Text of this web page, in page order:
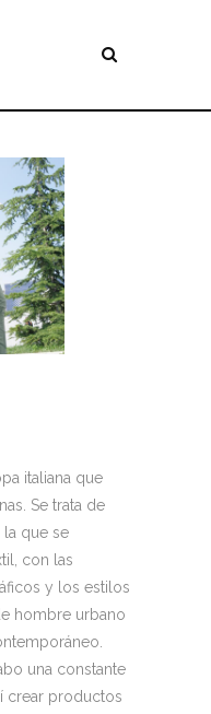
italiana que
Se trata de
que se
con las
y los estilos
hombre urbano
una constante
crear productos